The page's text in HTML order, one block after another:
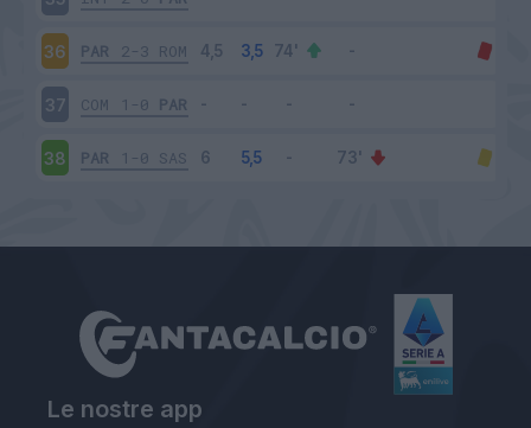
36 PAR 2-3 ROM
37 COM 1-0 PAR
38 PAR 1-0 SAS
Le nostre app